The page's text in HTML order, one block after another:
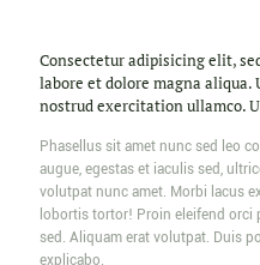
Consectetur adipisicing elit,
labore et dolore magna
nostrud exercitation ullamco.
Phasellus sit amet nunc sed leo
augue, egestas et iaculis sed,
volutpat nunc amet. Morbi lacus
lobortis tortor! Proin eleifend orci
sed. Aliquam erat volutpat. Duis